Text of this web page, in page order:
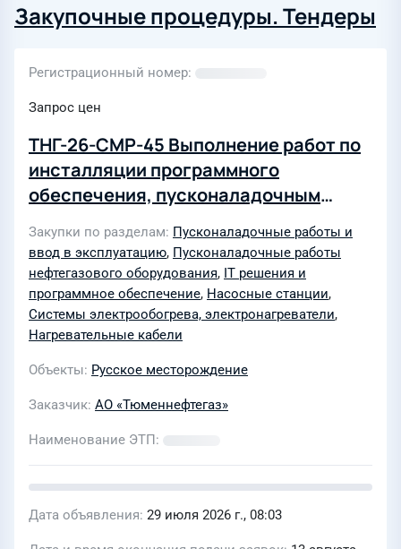
Закупочные процедуры. Тендеры
Регистрационный номер
Запрос цен
ТНГ-26-СМР-45 Выполнение работ по
инсталляции программного
обеспечения, пусконаладочным
работам системы электрообогрева
(СЭО) на объекте: "ЦПС с КНС
Русского месторождения"
Закупки по разделам Пусконаладочные работы и
ввод в эксплуатацию, Пусконаладочные работы
нефтегазового оборудования, IT решения и
программное обеспечение, Насосные станции,
Системы электрообогрева, электронагреватели,
Нагревательные кабели
Объекты Русское месторождение
Заказчик АО «Тюменнефтегаз»
Наименование ЭТП
Дата объявления 29 июля 2026 г., 08:03